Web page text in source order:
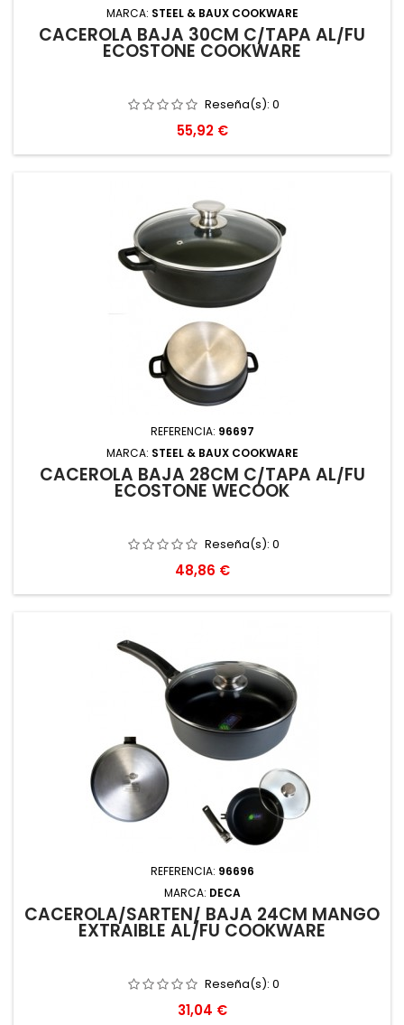
MARCA: STEEL & BAUX COOKWARE
CACEROLA BAJA 30CM C/TAPA AL/FU
ECOSTONE COOKWARE
Reseña(s): 0
Precio
55,92 €
REFERENCIA: 96697
MARCA: STEEL & BAUX COOKWARE
CACEROLA BAJA 28CM C/TAPA AL/FU
ECOSTONE WECOOK
Reseña(s): 0
Precio
48,86 €
REFERENCIA: 96696
MARCA: DECA
CACEROLA/SARTEN/ BAJA 24CM MANGO
EXTRAIBLE AL/FU COOKWARE
Reseña(s): 0
Precio
31,04 €